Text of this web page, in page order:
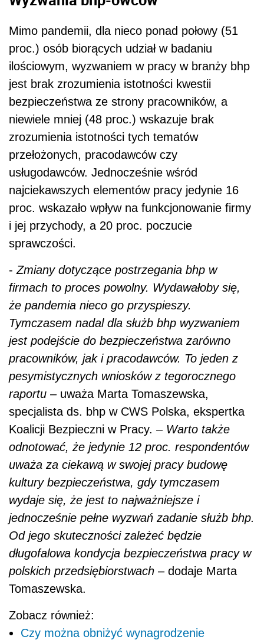
Mimo pandemii, dla nieco ponad połowy (51
proc.) osób biorących udział w badaniu
ilościowym, wyzwaniem w pracy w branży bhp
jest brak zrozumienia istotności kwestii
bezpieczeństwa ze strony pracowników, a
niewiele mniej (48 proc.) wskazuje brak
zrozumienia istotności tych tematów
przełożonych, pracodawców czy
usługodawców. Jednocześnie wśród
najciekawszych elementów pracy jedynie 16
proc. wskazało wpływ na funkcjonowanie firmy
i jej przychody, a 20 proc. poczucie
sprawczości.
- Zmiany dotyczące postrzegania bhp w
firmach to proces powolny. Wydawałoby się,
że pandemia nieco go przyspieszy.
Tymczasem nadal dla służb bhp wyzwaniem
jest podejście do bezpieczeństwa zarówno
pracowników, jak i pracodawców. To jeden z
pesymistycznych wniosków z tegorocznego
raportu – uważa Marta Tomaszewska,
specjalista ds. bhp w CWS Polska, ekspertka
Koalicji Bezpieczni w Pracy. – Warto także
odnotować, że jedynie 12 proc. respondentów
uważa za ciekawą w swojej pracy budowę
kultury bezpieczeństwa, gdy tymczasem
wydaje się, że jest to najważniejsze i
jednocześnie pełne wyzwań zadanie służb bhp.
Od jego skuteczności zależeć będzie
długofalowa kondycja bezpieczeństwa pracy w
polskich przedsiębiorstwach – dodaje Marta
Tomaszewska.
Zobacz również:
Czy można obniżyć wynagrodzenie